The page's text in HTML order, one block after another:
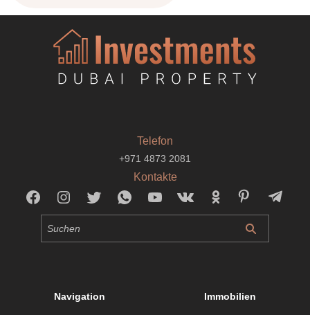
Telefon
+971 4873 2081
Kontakte
Navigation Immobilien